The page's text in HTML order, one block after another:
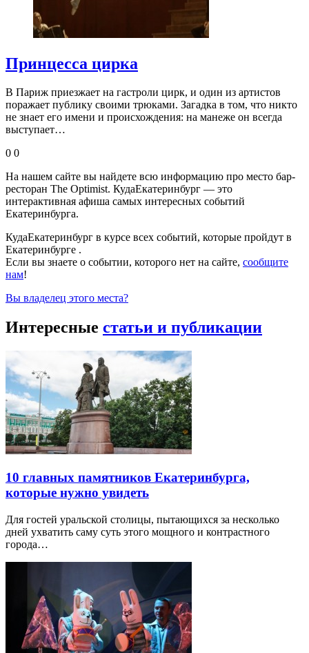
Принцесса цирка
В Париж приезжает на гастроли цирк, и один из артистов
поражает публику своими трюками. Загадка в том, что никто
не знает его имени и происхождения: на манеже он всегда
выступает…
0 0
На нашем сайте вы найдете всю информацию про место бар-
ресторан The Optimist. КудаЕкатеринбург — это
интерактивная афиша самых интересных событий
Екатеринбурга.
КудаЕкатеринбург в курсе всех событий, которые пройдут в
Екатеринбурге .
Если вы знаете о событии, которого нет на сайте, сообщите
нам!
Вы владелец этого места?
Интересные статьи и публикации
10 главных памятников Екатеринбурга,
которые нужно увидеть
Для гостей уральской столицы, пытающихся за несколько
дней ухватить саму суть этого мощного и контрастного
города…